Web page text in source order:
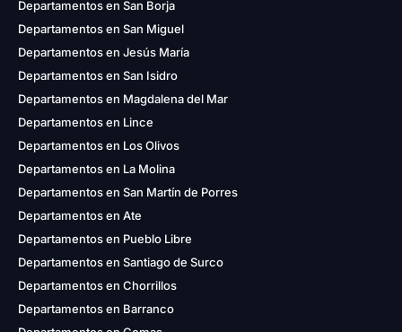
Departamentos en San Borja
Departamentos en San Miguel
Departamentos en Jesús María
Departamentos en San Isidro
Departamentos en Magdalena del Mar
Departamentos en Lince
Departamentos en Los Olivos
Departamentos en La Molina
Departamentos en San Martín de Porres
Departamentos en Ate
Departamentos en Pueblo Libre
Departamentos en Santiago de Surco
Departamentos en Chorrillos
Departamentos en Barranco